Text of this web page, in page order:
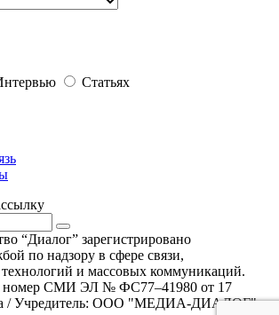
Статьях
“Диалог” зарегистрировано
по надзору в сфере связи,
и массовых коммуникаций.
номер СМИ ЭЛ № ФС77–41980 от 17
/ Учредитель: ООО "МЕДИА-ДИАЛОГ"